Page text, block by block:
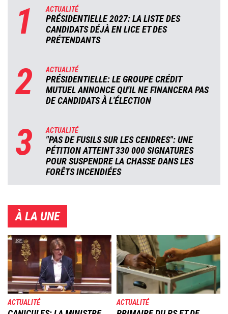
1 ACTUALITÉ
PRÉSIDENTIELLE 2027: LA LISTE DES
CANDIDATS DÉJÀ EN LICE ET DES
PRÉTENDANTS
2 ACTUALITÉ
PRÉSIDENTIELLE: LE GROUPE CRÉDIT
MUTUEL ANNONCE QU'IL NE FINANCERA PAS
DE CANDIDATS À L'ÉLECTION
3 ACTUALITÉ
"PAS DE FUSILS SUR LES CENDRES": UNE
PÉTITION ATTEINT 330 000 SIGNATURES
POUR SUSPENDRE LA CHASSE DANS LES
FORÊTS INCENDIÉES
À LA UNE
Image
ACTUALITÉ
Image
ACTUALITÉ